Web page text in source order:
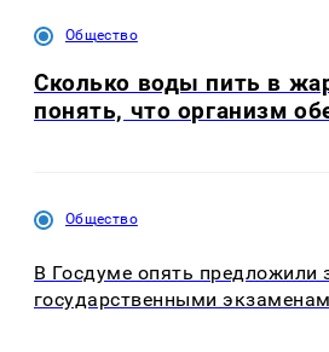
Общество
Сколько воды пить в
понять, что организм
Общество
В Госдуме опять предложили
государственными